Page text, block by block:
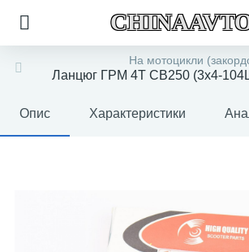
На мотоцикли
Ланцюг ГРМ 4T CB250 (3x4-
Опис Характеристики